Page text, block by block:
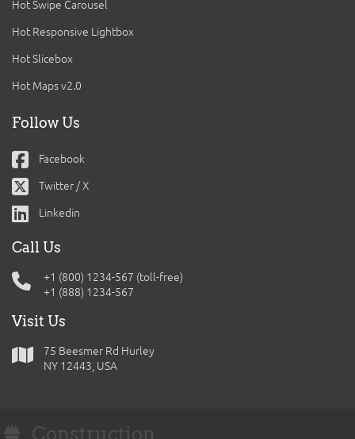
Hot Swipe Carousel
Hot Responsive Lightbox
Hot Slicebox
Hot Maps v2.0
Follow Us
Facebook
Twitter / X
Linkedin
Call Us
+1 (800) 1234-567 (toll-free)
+1 (888) 1234-567
Visit Us
75 Beesmer Rd Hurley
NY 12443, USA
Construction